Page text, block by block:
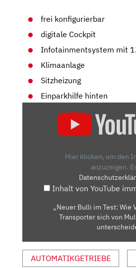
frei konfigurierbar
digitale Cockpit
Infotainmentsystem mit
Klimaanlage
Sitzheizung
Einparkhilfe hinten
CARAVELLE
TRANSPORTER
MULTIVAN
UND
Hier klicken, um den
anzuzeigen.
Inhalt von YouTube
„Neuer Bulli im Test: Wie
Transporter sich von
AUTOMATIKGETRIEBE